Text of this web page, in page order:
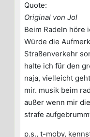
Quote:
Original von Jol
Beim Radeln höre
Würde die
Straßenverkehr
halte ich für den
naja, vielleicht
mir. musik beim
außer wenn mir
strafe
p.s., t-moby,